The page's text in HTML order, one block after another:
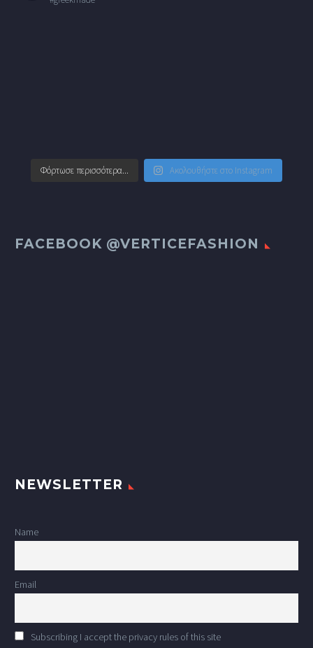
Φόρτωσε περισσότερα... Ακολουθήστε στο Instagram
FACEBOOK @VERTICEFASHION
NEWSLETTER
Name
Email
Subscribing I accept the privacy rules of this site